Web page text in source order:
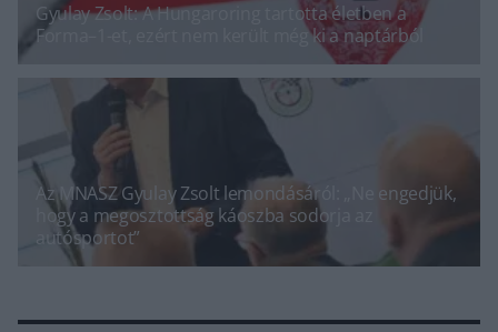
Gyulay Zsolt: A Hungaroring tartotta életben a
Forma–1-et, ezért nem került még ki a naptárból
Az MNASZ Gyulay Zsolt lemondásáról: „Ne engedjük,
hogy a megosztottság káoszba sodorja az
autósportot”